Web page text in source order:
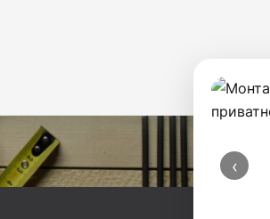
‹